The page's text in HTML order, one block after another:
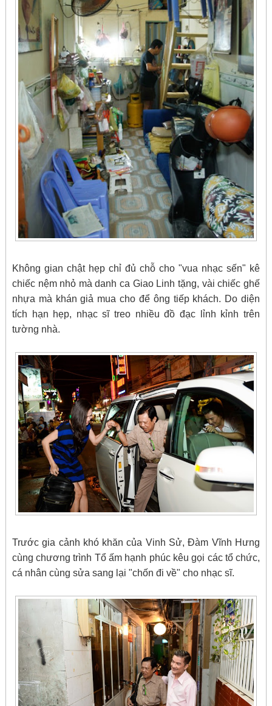
Không gian chật hẹp chỉ đủ chỗ cho "vua nhạc sến" kê
chiếc nệm nhỏ mà danh ca Giao Linh tặng, vài chiếc ghế
nhựa mà khán giả mua cho để ông tiếp khách. Do diện
tích hạn hẹp, nhạc sĩ treo nhiều đồ đạc lỉnh kỉnh trên
tường nhà.
Trước gia cảnh khó khăn của Vinh Sử, Đàm Vĩnh Hưng
cùng chương trình Tổ ấm hạnh phúc kêu gọi các tổ chức,
cá nhân cùng sửa sang lại "chốn đi về" cho nhạc sĩ.